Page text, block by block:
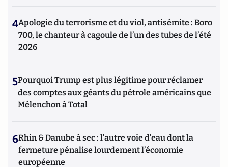
4Apologie du terrorisme et du viol, antisémite : Boro
700, le chanteur à cagoule de l’un des tubes de l’été
2026
5Pourquoi Trump est plus légitime pour réclamer
des comptes aux géants du pétrole américains que
Mélenchon à Total
6Rhin & Danube à sec : l’autre voie d’eau dont la
fermeture pénalise lourdement l’économie
européenne